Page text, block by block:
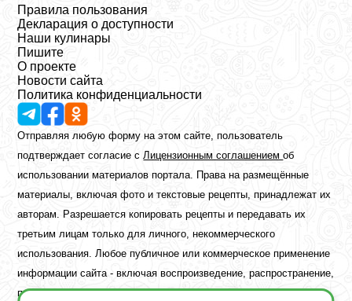
Правила пользования
Декларация о доступности
Наши кулинары
Пишите
О проекте
Новости сайта
Политика конфиденциальности
Отправляя любую форму на этом сайте, пользователь
подтверждает согласие сЛицензионным соглашениемоб
использовании материалов портала. Права на размещённые
материалы, включая фото и текстовые рецепты, принадлежат их
авторам. Разрешается копировать рецепты и передавать их
третьим лицам только для личного, некоммерческого
использования. Любое публичное или коммерческое применение
информации сайта - включая воспроизведение, распространение,
публикацию или обработку - возможно лишь при наличии